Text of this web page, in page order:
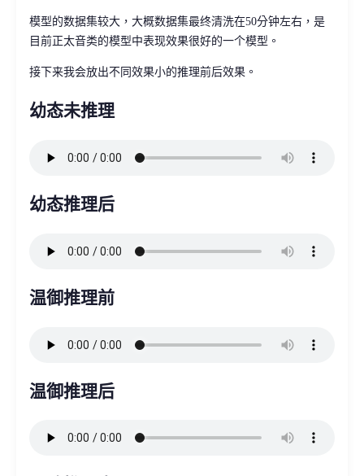
模型的数据集较大，大概数据集最终清洗在50分钟左右，是
目前正太音类的模型中表现效果很好的一个模型。
接下来我会放出不同效果小的推理前后效果。
幼态未推理
幼态推理后
温御推理前
温御推理后